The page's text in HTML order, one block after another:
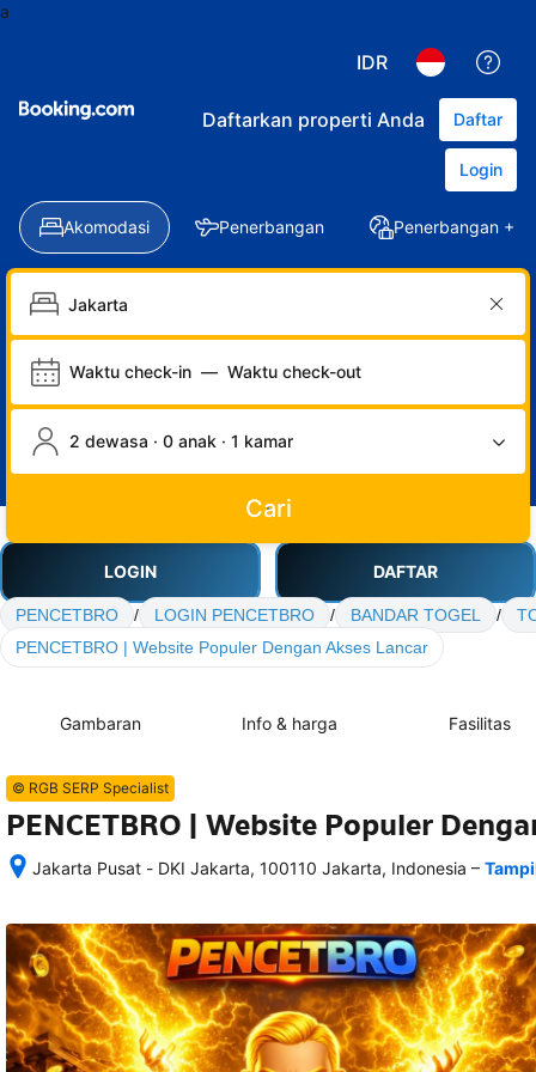
a
IDR
Daftarkan properti Anda Daftar
Login
Akomodasi Penerbangan Penerbangan +
Waktu check-in — Waktu check-out
2 dewasa · 0 anak · 1 kamar
Cari
LOGIN DAFTAR
PENCETBRO / LOGIN PENCETBRO / BANDAR TOGEL /
PENCETBRO | Website Populer Dengan Akses Lancar
Gambaran Info & harga Fasilitas
© RGB SERP Specialist
PENCETBRO | Website Populer
Jakarta Pusat - DKI Jakarta, 100110 Jakarta, Indonesia
semua
rincian
akomodasi
termasuk
nomor
telepon
–